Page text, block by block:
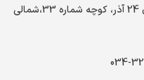
دفتر فروش آنلاین: کرمان، خیابان 24 آذر، کوچه شماره 33،شمالی